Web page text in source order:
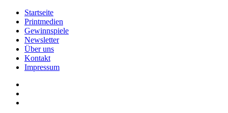
Startseite
Printmedien
Gewinnspiele
Newsletter
Über uns
Kontakt
Impressum